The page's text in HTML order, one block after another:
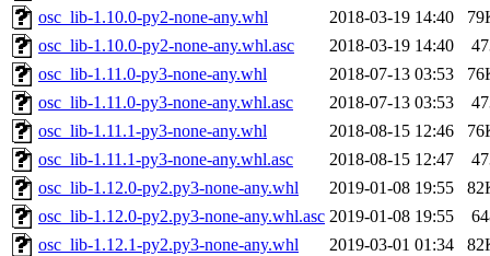
osc_lib-1.10.0-py2-none-any.whl
2018-03-19 14:40
osc_lib-1.10.0-py2-none-any.whl.asc
2018-03-19 14:40
osc_lib-1.11.0-py3-none-any.whl
2018-07-13 03:53
osc_lib-1.11.0-py3-none-any.whl.asc
2018-07-13 03:53
osc_lib-1.11.1-py3-none-any.whl
2018-08-15 12:46
osc_lib-1.11.1-py3-none-any.whl.asc
2018-08-15 12:47
osc_lib-1.12.0-py2.py3-none-any.whl
2019-01-08 19:55
osc_lib-1.12.0-py2.py3-none-any.whl.asc 2019-01-08 19:55
osc_lib-1.12.1-py2.py3-none-any.whl
2019-03-01 01:34